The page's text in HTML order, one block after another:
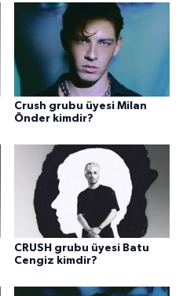
Crush grubu üyesi Milan
Önder kimdir?
CRUSH grubu üyesi Batu
Cengiz kimdir?